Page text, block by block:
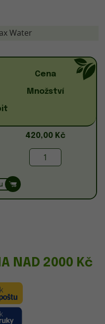
Water
Cena
Množství
420,00 Kč
NAD 2000 Kč